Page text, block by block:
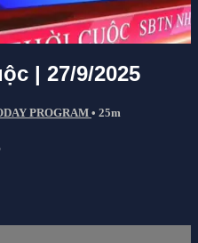
| 27/9/2025
PROGRAM • 25m